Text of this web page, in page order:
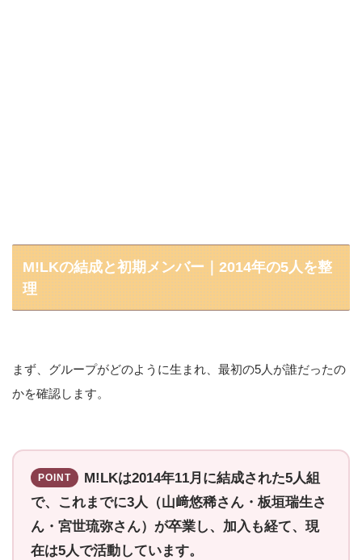
M!LKの結成と初期メンバー｜2014年の5人を整
理
まず、グループがどのように生まれ、最初の5人が誰だったの
かを確認します。
POINT
M!LKは2014年11月に結成された5人組
で、これまでに3人（山﨑悠稀さん・板垣瑞生さ
ん・宮世琉弥さん）が卒業し、加入も経て、現
在は5人で活動しています。